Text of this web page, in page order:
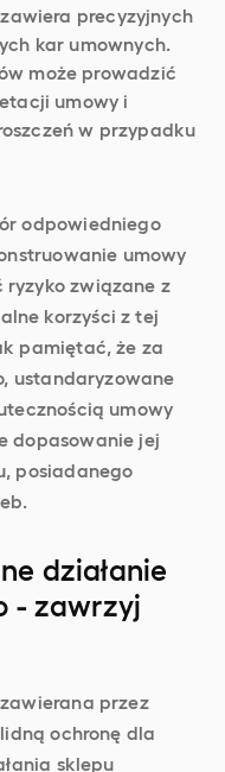
precyzyjnych
kar umownych.
może prowadzić
umowy i
w przypadku
odpowiedniego
umowy
związane z
korzyści z tej
pamiętać, że za
ustandaryzowane
umowy
dopasowanie jej
posiadanego
działanie
- zawrzyj
przez
ochronę dla
sklepu